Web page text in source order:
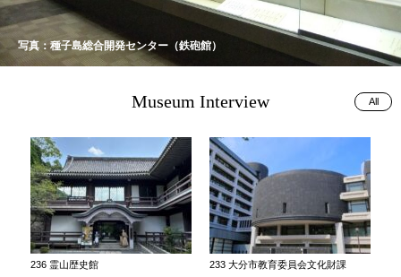
写真：種子島総合開発センター（鉄砲館）
Museum Interview
236 霊山歴史館 233 大分市教育委員会文化財課
All